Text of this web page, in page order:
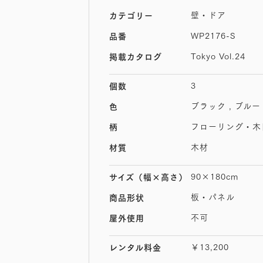
カテゴリー 壁・ドア
品番 WP2176-S
掲載カタログ Tokyo Vol.24
個数 3
色 ブラック , ブルー
柄 フローリング・
材質 木材
サイズ （幅×高さ） 90×180cm
商品形状 板・パネル
屋外使用 不可
レンタル料金 ￥13,200